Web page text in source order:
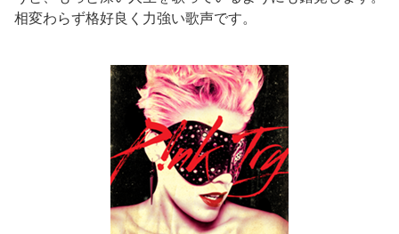
相変わらず格好良く力強い歌声です。